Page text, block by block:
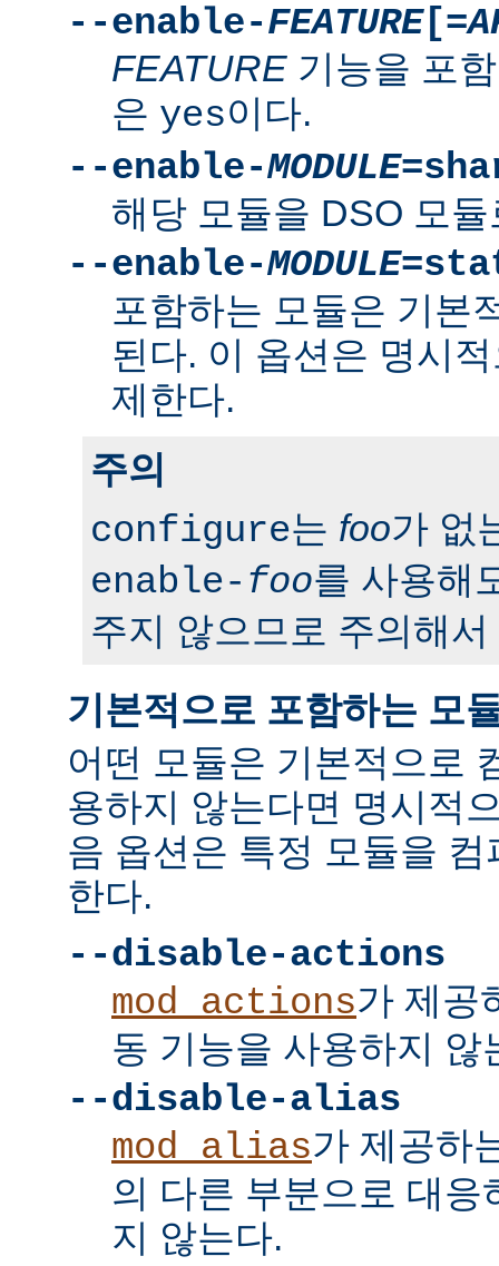
--enable-FEATURE[=
FEATURE 기능을 포
은 yes이다.
--enable-MODULE
해당 모듈을 DSO 모
--enable-MODULE
포함하는 모듈은 기본
된다. 이 옵션은 명시
제한다.
주의
configure는 foo가 없
enable- foo를 사용해
주지 않으므로 주의해
기본적으로 포함하는 모
어떤 모듈은 기본적으로
용하지 않는다면 명시적
음 옵션은 특정 모듈을
한다.
--disable-actions
mod_actions가 제공
동 기능을 사용하지 않
--disable-alias
mod_alias가 제공하
의 다른 부분으로 대응
지 않는다.